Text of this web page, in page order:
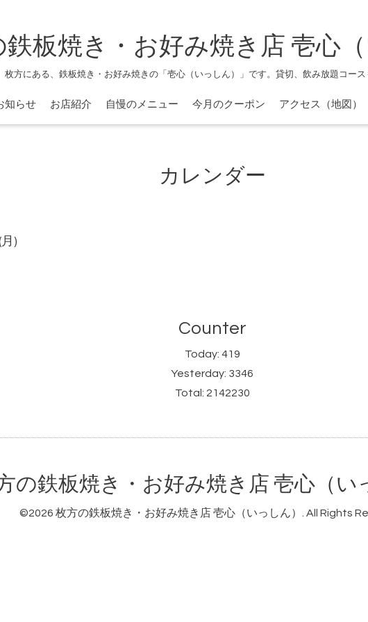
板焼き・お好み焼き店 壱心（
枚方にある、鉄板焼き・お好み焼きの「壱心（いっしん）」です。貸切、飲み放題コース
知らせ お店紹介 自慢のメニュー 今月のクーポン アクセス（地図）
カレンダー
)
Counter
Today: 419
Yesterday: 3346
Total: 2142230
の鉄板焼き・お好み焼き店 壱心（い
©2026 枚方の鉄板焼き・お好み焼き店 壱心（いっしん） . All Rights